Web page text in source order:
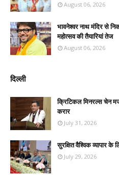
August 06, 2026
भावनेश्वर नाथ मंदिर से
महोत्सव की तैयारियां तेज
August 06, 2026
दिल्ली
क्रिटिकल मिनरल्स चेन
करार
July 31, 2026
सुरक्षित वैश्विक व्यापार
July 29, 2026